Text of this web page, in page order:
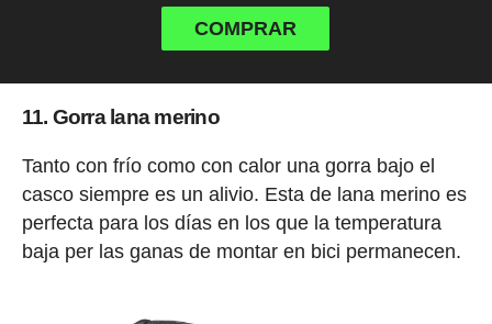
COMPRAR
11. Gorra lana merino
Tanto con frío como con calor una gorra bajo el
casco siempre es un alivio. Esta de lana merino es
perfecta para los días en los que la temperatura
baja per las ganas de montar en bici permanecen.